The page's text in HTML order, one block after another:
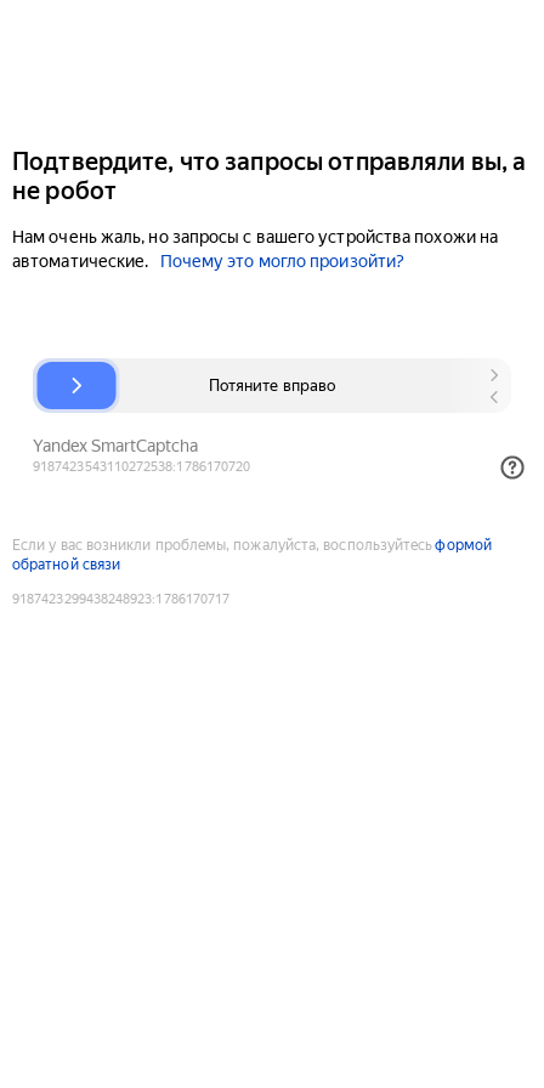
Подтвердите, что запросы отправляли вы, а
не робот
Нам очень жаль, но запросы с вашего устройства похожи на
автоматические.
Почему это могло произойти?
Если у вас возникли проблемы, пожалуйста, воспользуйтесьформой
обратной связи
9187423299438248923:1786170717